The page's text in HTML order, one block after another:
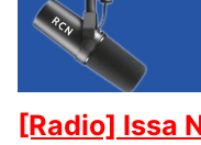
[Radio] Issa